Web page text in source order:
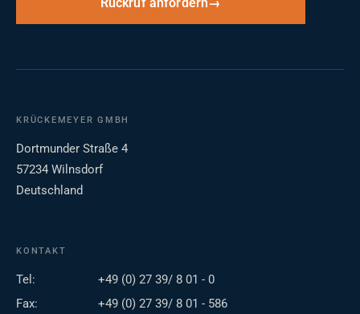
Rückruf anfordern
KRÜCKEMEYER GMBH
Dortmunder Straße 4
57234 Wilnsdorf
Deutschland
KONTAKT
Tel:
+49 (0) 27 39/ 8 01 - 0
Fax:
+49 (0) 27 39/ 8 01 - 586